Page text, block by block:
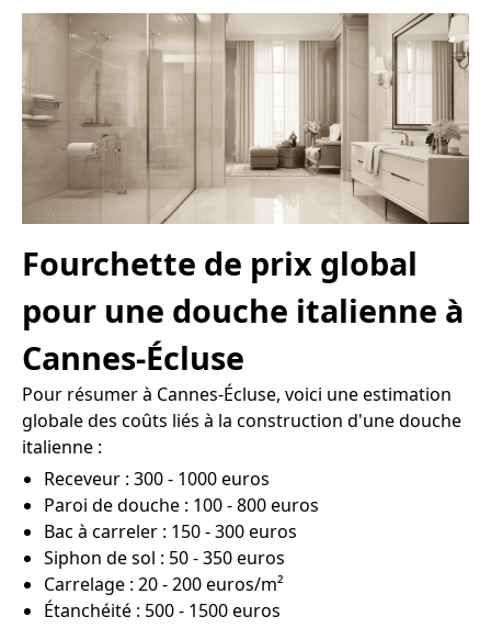
Fourchette de prix global
pour une douche italienne à
Cannes-Écluse
Pour résumer à Cannes-Écluse, voici une estimation
globale des coûts liés à la construction d'une douche
italienne :
Receveur : 300 - 1000 euros
Paroi de douche : 100 - 800 euros
Bac à carreler : 150 - 300 euros
Siphon de sol : 50 - 350 euros
Carrelage : 20 - 200 euros/m²
Étanchéité : 500 - 1500 euros